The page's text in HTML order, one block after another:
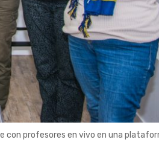
con profesores en vivo en una